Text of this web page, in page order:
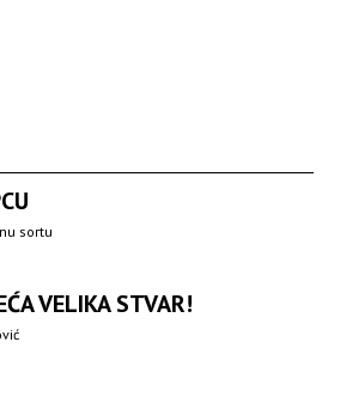
sortu
VELIKA STVAR!